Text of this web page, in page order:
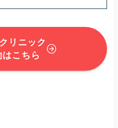
リニック
こちら